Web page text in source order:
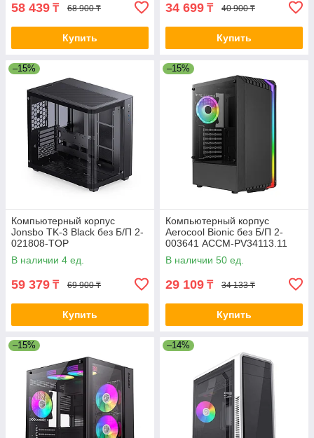
58 439 ₸ 68 900 ₸
Купить
34 699 ₸ 40 900 ₸
Купить
–15%
Компьютерный корпус
Jonsbo TK-3 Black без Б/П 2-
021808-TOP
В наличии 4 ед.
59 379 ₸ 69 900 ₸
Купить
–15%
Компьютерный корпус
Aerocool Bionic без Б/П 2-
003641 ACCM-PV34113.11
В наличии 50 ед.
29 109 ₸ 34 133 ₸
Купить
–15% –14%